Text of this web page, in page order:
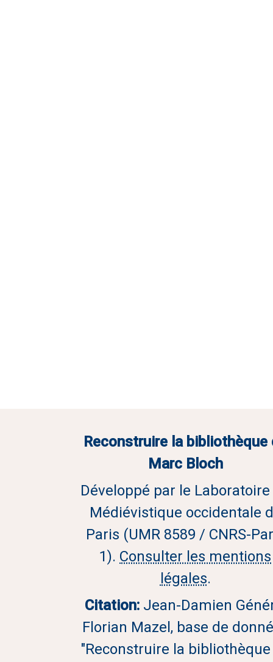
Reconstruire la bibliothèque
Marc Bloch
Développé par le
Médiévistique occidentale
Paris (UMR 8589 / CNRS-
1). Consulter les mentions
légales.
Citation: Jean-Damien
Florian Mazel, base de
"Reconstruire la